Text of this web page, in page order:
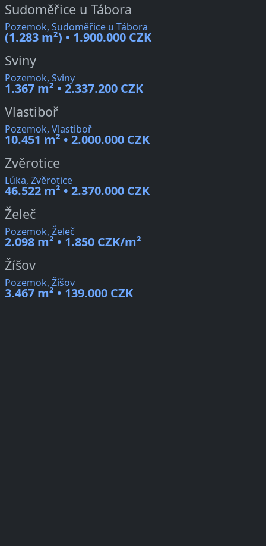
Sudoměřice u Tábora
Pozemok, Sudoměřice u Tábora
(1.283 m²) • 1.900.000 CZK
Sviny
Pozemok, Sviny
1.367 m² • 2.337.200 CZK
Vlastiboř
Pozemok, Vlastiboř
10.451 m² • 2.000.000 CZK
Zvěrotice
Lúka, Zvěrotice
46.522 m² • 2.370.000 CZK
Želeč
Pozemok, Želeč
2.098 m² • 1.850 CZK/m²
Žíšov
Pozemok, Žíšov
3.467 m² • 139.000 CZK